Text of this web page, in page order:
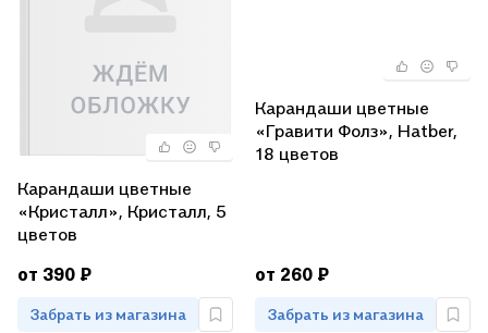
Карандаши цветные
«Кристалл», Кристалл, 5
цветов
от 390 ₽
Забрать из магазина
Карандаши цветные
«Гравити Фолз», Hatber,
18 цветов
от 260 ₽
Забрать из магазина